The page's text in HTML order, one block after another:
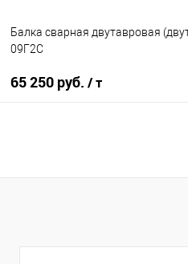
Балка сварная двутавровая
09Г2С
65 250 руб. / т